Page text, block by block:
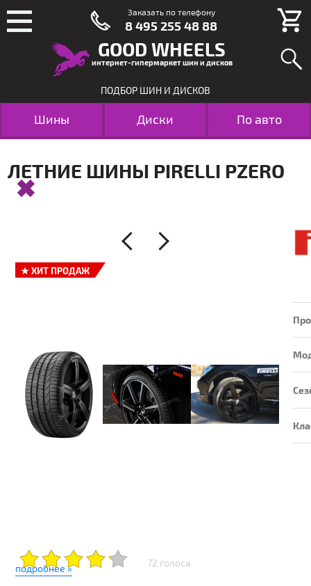
GOOD WHEELS
интернет-гипермаркет шин и дисков
ПОДБОР ШИН И ДИСКОВ
Шины Диски По авто
ЛЕТНИЕ ШИНЫ PIRELLI PZERO
★ХИТ ПРОДАЖ
72 голоса
подробнее »
Заказать по телефону
8 495 255 48 88